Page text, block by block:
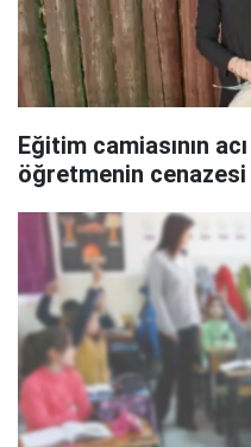
Eğitim camiasının
öğretmenin